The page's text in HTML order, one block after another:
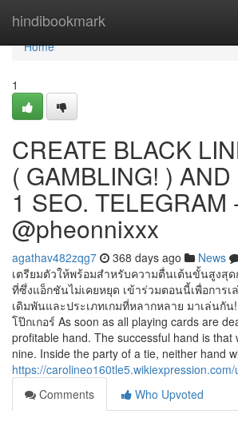
hindibookmark
Home
Home
1
CREATE BLACK
( GAMBLING! )
1 SEO. TELEGRAM
@pheonnixxx
agathav482zqg7 368 days ago News
เตรียมตัวให้พร้อมสำหรับความตื่นเต้นขั้นสูงสุด
ที่ซึ่งแอ็กชันไม่เคยหยุด เข้าร่วมตอนนี้เพื่อการเ
เดิมพันและประเภทเกมที่หลากหลาย มาเล่นกัน!
โป๊กเกอร์ As soon as all playing cards are
profitable hand. The successful hand is that
nine. Inside the party of a tie, neither hand
https://
Comments
Who Upvoted